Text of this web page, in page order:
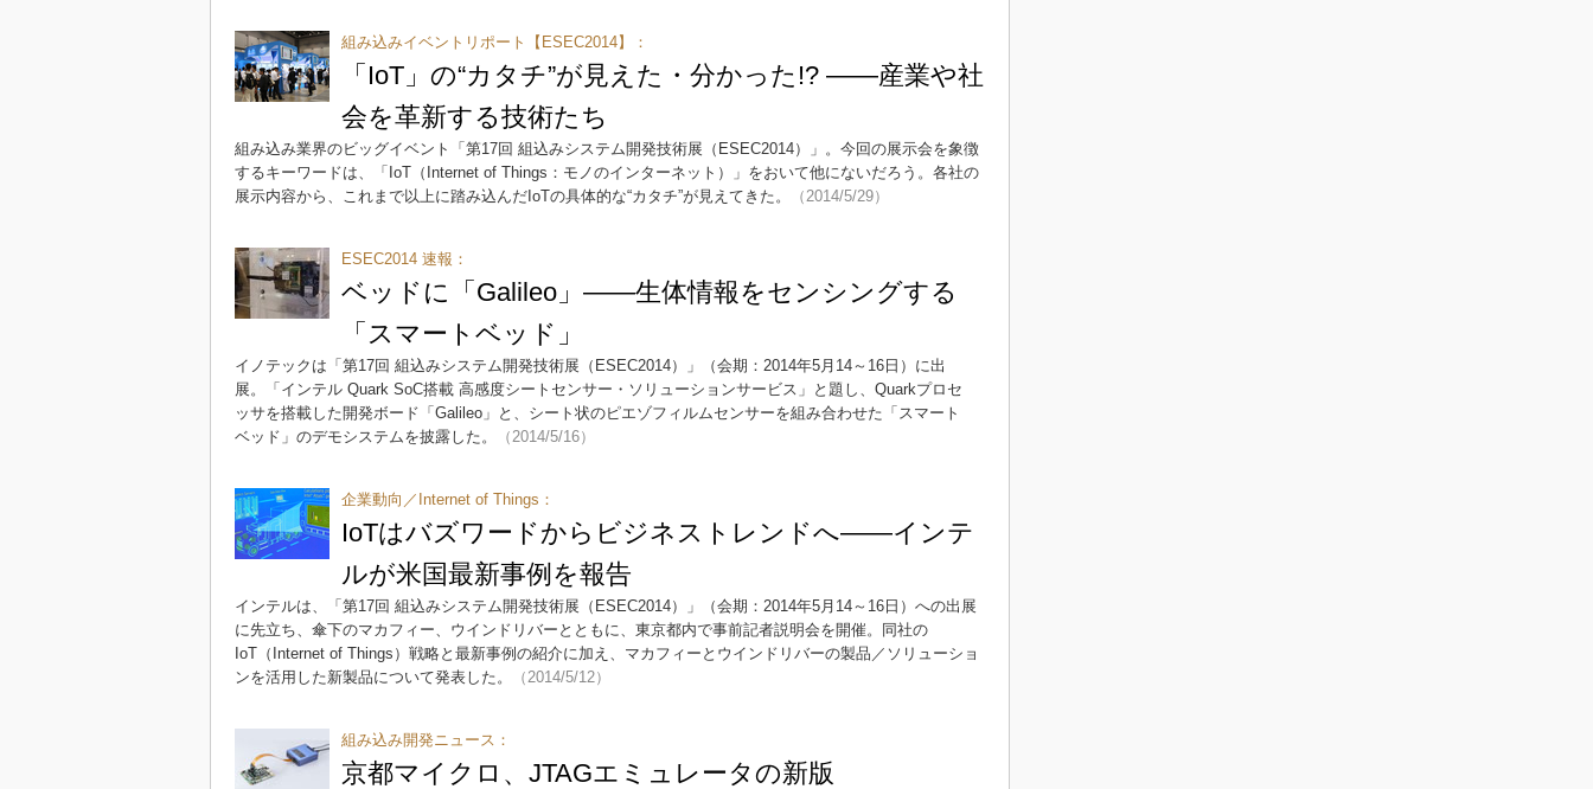
組み込みイベントリポート【ESEC2014】：
「IoT」の“カタチ”が見えた・分かった!? ――産業や社
会を革新する技術たち
組み込み業界のビッグイベント「第17回 組込みシステム開発技術展（ESEC2014）」。今回の展示会を象徴
するキーワードは、「IoT（Internet of Things：モノのインターネット）」をおいて他にないだろう。各社の
展示内容から、これまで以上に踏み込んだIoTの具体的な“カタチ”が見えてきた。
（2014/5/29）
ESEC2014 速報：
ベッドに「Galileo」――生体情報をセンシングする
「スマートベッド」
イノテックは「第17回 組込みシステム開発技術展（ESEC2014）」（会期：2014年5月14～16日）に出
展。「インテル Quark SoC搭載 高感度シートセンサー・ソリューションサービス」と題し、Quarkプロセ
ッサを搭載した開発ボード「Galileo」と、シート状のピエゾフィルムセンサーを組み合わせた「スマート
ベッド」のデモシステムを披露した。
（2014/5/16）
企業動向／Internet of Things：
IoTはバズワードからビジネストレンドへ――インテ
ルが米国最新事例を報告
インテルは、「第17回 組込みシステム開発技術展（ESEC2014）」（会期：2014年5月14～16日）への出展
に先立ち、傘下のマカフィー、ウインドリバーとともに、東京都内で事前記者説明会を開催。同社の
IoT（Internet of Things）戦略と最新事例の紹介に加え、マカフィーとウインドリバーの製品／ソリューショ
ンを活用した新製品について発表した。
（2014/5/12）
組み込み開発ニュース：
京都マイクロ、JTAGエミュレータの新版